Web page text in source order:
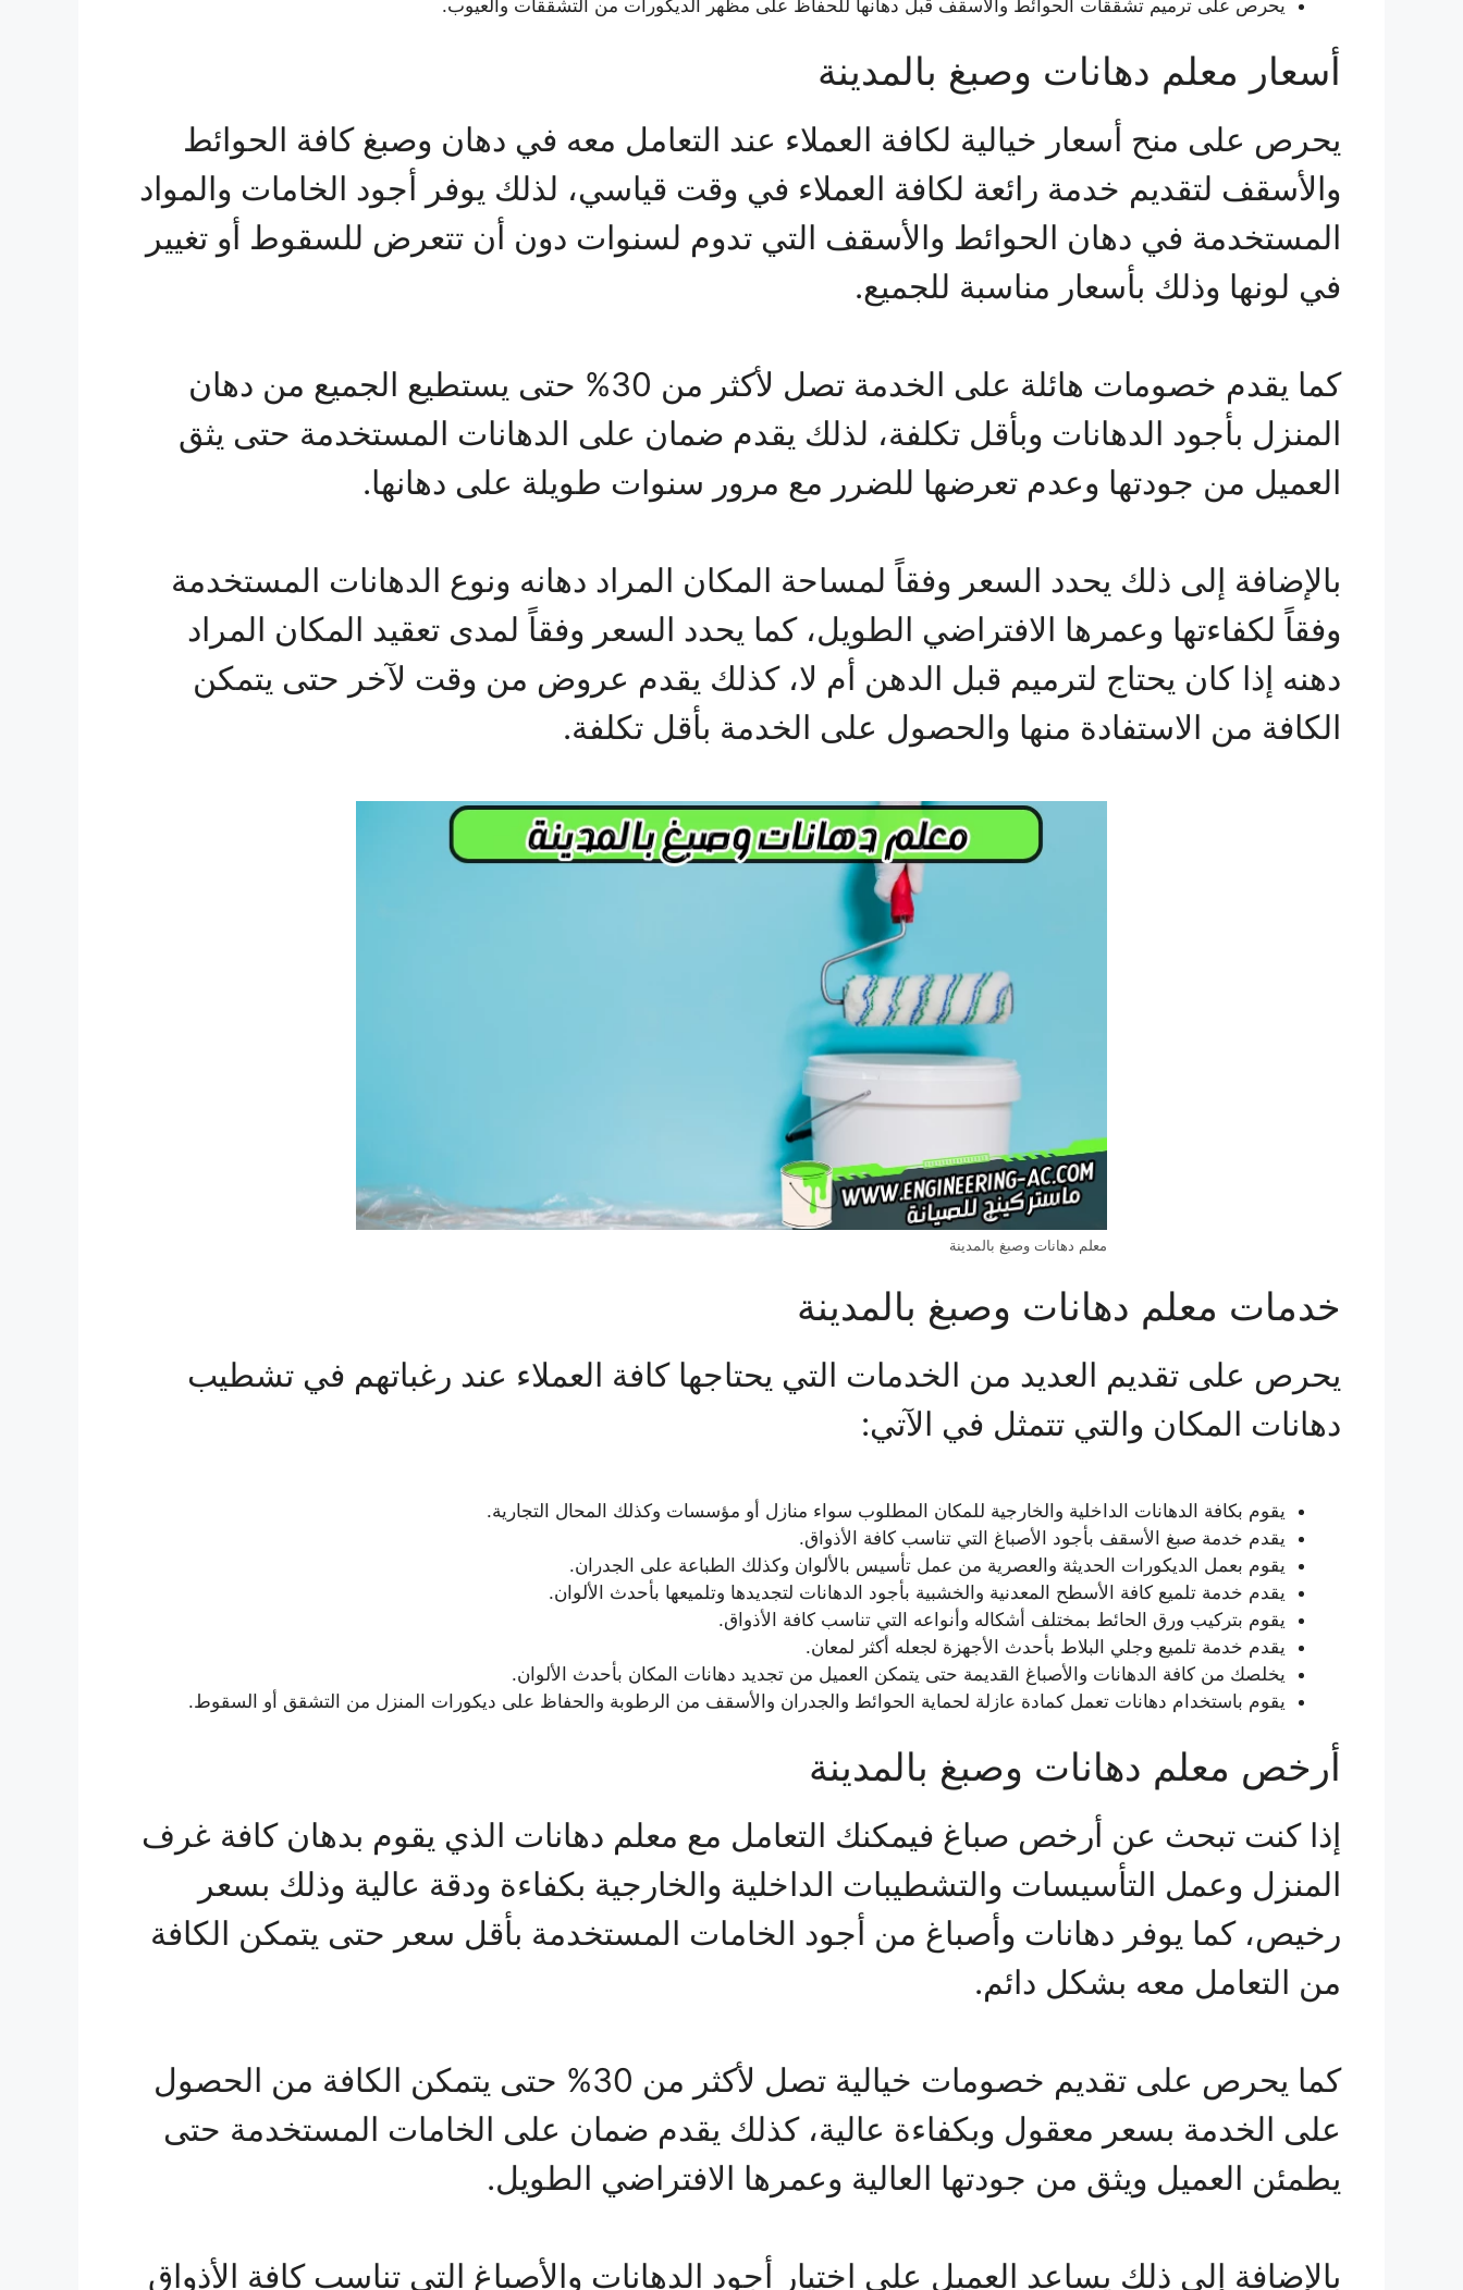
يحرص على ترميم تشققات الحوائط والأسقف قبل دهانها للحفاظ على مظهر الديكورات من التشققات والعيوب.
أسعار معلم دهانات وصبغ بالمدينة
يحرص على منح أسعار خيالية لكافة العملاء عند التعامل معه في دهان وصبغ كافة الحوائط
والأسقف لتقديم خدمة رائعة لكافة العملاء في وقت قياسي، لذلك يوفر أجود الخامات والمواد
المستخدمة في دهان الحوائط والأسقف التي تدوم لسنوات دون أن تتعرض للسقوط أو تغيير
في لونها وذلك بأسعار مناسبة للجميع.
كما يقدم خصومات هائلة على الخدمة تصل لأكثر من 30% حتى يستطيع الجميع من دهان
المنزل بأجود الدهانات وبأقل تكلفة، لذلك يقدم ضمان على الدهانات المستخدمة حتى يثق
العميل من جودتها وعدم تعرضها للضرر مع مرور سنوات طويلة على دهانها.
بالإضافة إلى ذلك يحدد السعر وفقاً لمساحة المكان المراد دهانه ونوع الدهانات المستخدمة
وفقاً لكفاءتها وعمرها الافتراضي الطويل، كما يحدد السعر وفقاً لمدى تعقيد المكان المراد
دهنه إذا كان يحتاج لترميم قبل الدهن أم لا، كذلك يقدم عروض من وقت لآخر حتى يتمكن
الكافة من الاستفادة منها والحصول على الخدمة بأقل تكلفة.
معلم دهانات وصبغ بالمدينة
خدمات معلم دهانات وصبغ بالمدينة
يحرص على تقديم العديد من الخدمات التي يحتاجها كافة العملاء عند رغباتهم في تشطيب
دهانات المكان والتي تتمثل في الآتي:
يقوم بكافة الدهانات الداخلية والخارجية للمكان المطلوب سواء منازل أو مؤسسات وكذلك المحال التجارية.
يقدم خدمة صبغ الأسقف بأجود الأصباغ التي تناسب كافة الأذواق.
يقوم بعمل الديكورات الحديثة والعصرية من عمل تأسيس بالألوان وكذلك الطباعة على الجدران.
يقدم خدمة تلميع كافة الأسطح المعدنية والخشبية بأجود الدهانات لتجديدها وتلميعها بأحدث الألوان.
يقوم بتركيب ورق الحائط بمختلف أشكاله وأنواعه التي تناسب كافة الأذواق.
يقدم خدمة تلميع وجلي البلاط بأحدث الأجهزة لجعله أكثر لمعان.
يخلصك من كافة الدهانات والأصباغ القديمة حتى يتمكن العميل من تجديد دهانات المكان بأحدث الألوان.
يقوم باستخدام دهانات تعمل كمادة عازلة لحماية الحوائط والجدران والأسقف من الرطوبة والحفاظ على ديكورات المنزل من التشقق أو السقوط.
أرخص معلم دهانات وصبغ بالمدينة
إذا كنت تبحث عن أرخص صباغ فيمكنك التعامل مع معلم دهانات الذي يقوم بدهان كافة غرف
المنزل وعمل التأسيسات والتشطيبات الداخلية والخارجية بكفاءة ودقة عالية وذلك بسعر
رخيص، كما يوفر دهانات وأصباغ من أجود الخامات المستخدمة بأقل سعر حتى يتمكن الكافة
من التعامل معه بشكل دائم.
كما يحرص على تقديم خصومات خيالية تصل لأكثر من 30% حتى يتمكن الكافة من الحصول
على الخدمة بسعر معقول وبكفاءة عالية، كذلك يقدم ضمان على الخامات المستخدمة حتى
يطمئن العميل ويثق من جودتها العالية وعمرها الافتراضي الطويل.
بالإضافة إلى ذلك يساعد العميل على اختيار أجود الدهانات والأصباغ التي تناسب كافة الأذواق